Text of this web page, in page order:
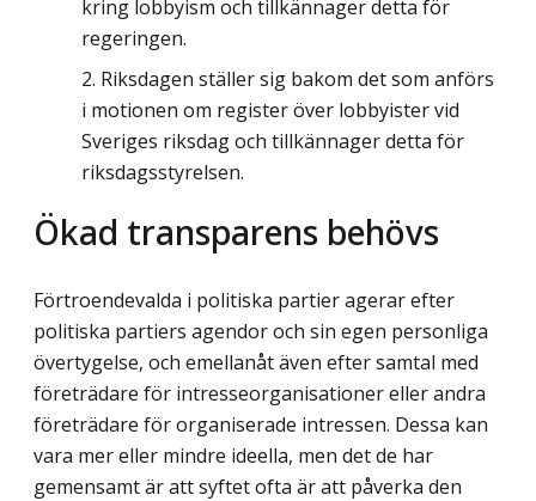
kring lobbyism och tillkännager detta för
regeringen.
Riksdagen ställer sig bakom det som anförs
i motionen om register över lobbyister vid
Sveriges riksdag och tillkännager detta för
riksdagsstyrelsen.
Ökad transparens behövs
Förtroendevalda i politiska partier agerar efter
politiska partiers agendor och sin egen personliga
övertygelse, och emellanåt även efter samtal med
företrädare för intresseorganisationer eller andra
företrädare för organiserade intressen. Dessa kan
vara mer eller mindre ideella, men det de har
gemensamt är att syftet ofta är att påverka den